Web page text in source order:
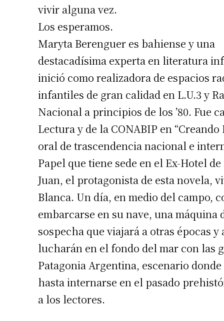
vivir alguna vez.
Los esperamos.
Maryta Berenguer es bahiense y una
destacadísima experta en literatura
inició como realizadora de espacios
infantiles de gran calidad en L.U.3 y
Nacional a principios de los ’80. Fue
Lectura y de la CONABIP en
oral de trascendencia nacional e
Papel que tiene sede en el Ex-Hotel
Juan, el protagonista de esta novela,
Blanca. Un día, en medio del campo,
embarcarse en su nave, una
sospecha que viajará a otras épocas
lucharán en el fondo del mar con las
Patagonia Argentina, escenario
hasta internarse en el pasado
a los lectores.